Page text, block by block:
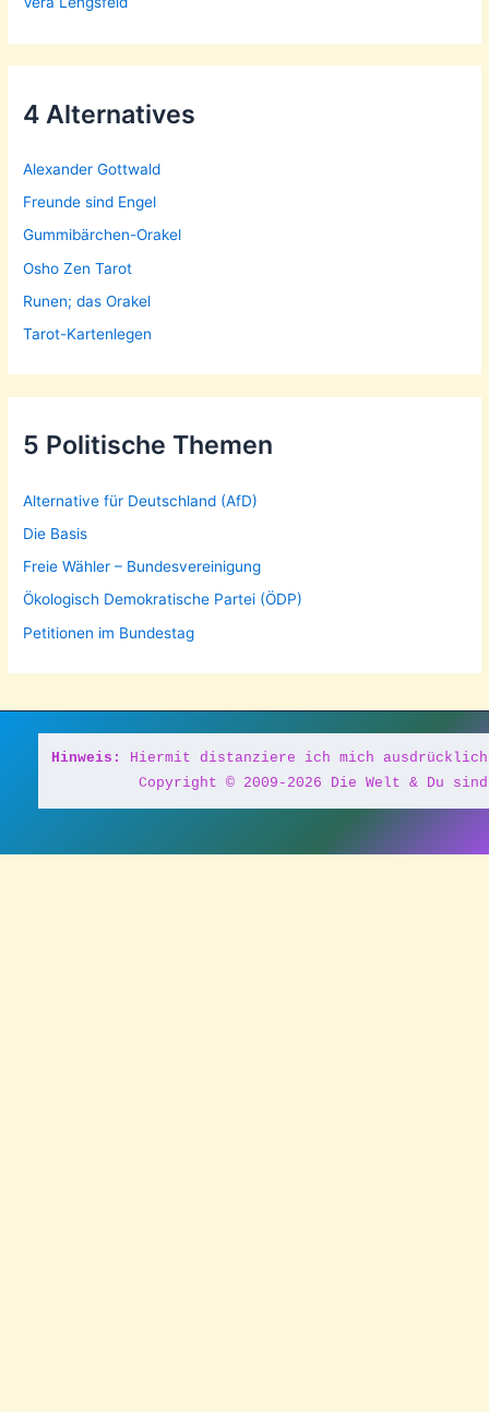
4 Alternatives
Alexander Gottwald
Freunde sind Engel
Gummibärchen-Orakel
Osho Zen Tarot
Runen; das Orakel
Tarot-Kartenlegen
5 Politische Themen
Alternative für Deutschland (AfD)
Die Basis
Freie Wähler – Bundesvereinigung
Ökologisch Demokratische Partei (ÖDP)
Petitionen im Bundestag
Hinweis:
Hiermit distanziere ich mich
Copyright © 2009-2026 Die Welt & Du